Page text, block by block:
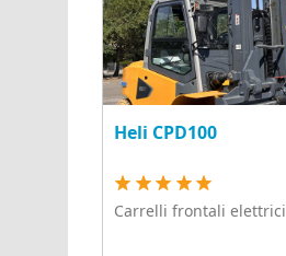
Heli CPD100
Carrelli frontali elettrici